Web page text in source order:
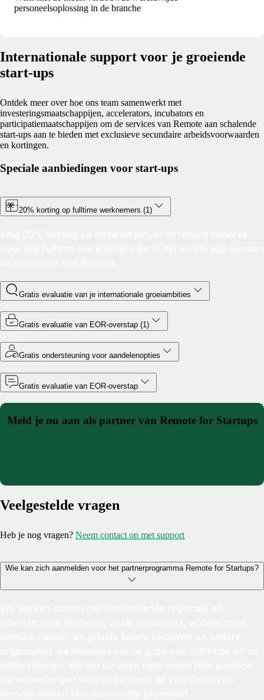
personeelsoplossing in de branche
Internationale support voor je groeiende
start-ups
Ontdek meer over hoe ons team samenwerkt met
investeringsmaatschappijen, accelerators, incubators en
participatiemaatschappijen om de services van Remote aan schalende
start-ups aan te bieden met exclusieve secundaire arbeidsvoorwaarden
en kortingen.
Speciale aanbiedingen voor start-ups
20% korting op fulltime werknemers (1)
Gratis evaluatie van je internationale groeiambities
Gratis evaluatie van EOR-overstap (1)
Gratis ondersteuning voor aandelenopties
Gratis evaluatie van EOR-overstap
Meld je nu aan als partner van Remote for Startups
Veelgestelde vragen
Heb je nog vragen? Neem contact op met support
Wie kan zich aanmelden voor het partnerprogramma Remote for Startups?